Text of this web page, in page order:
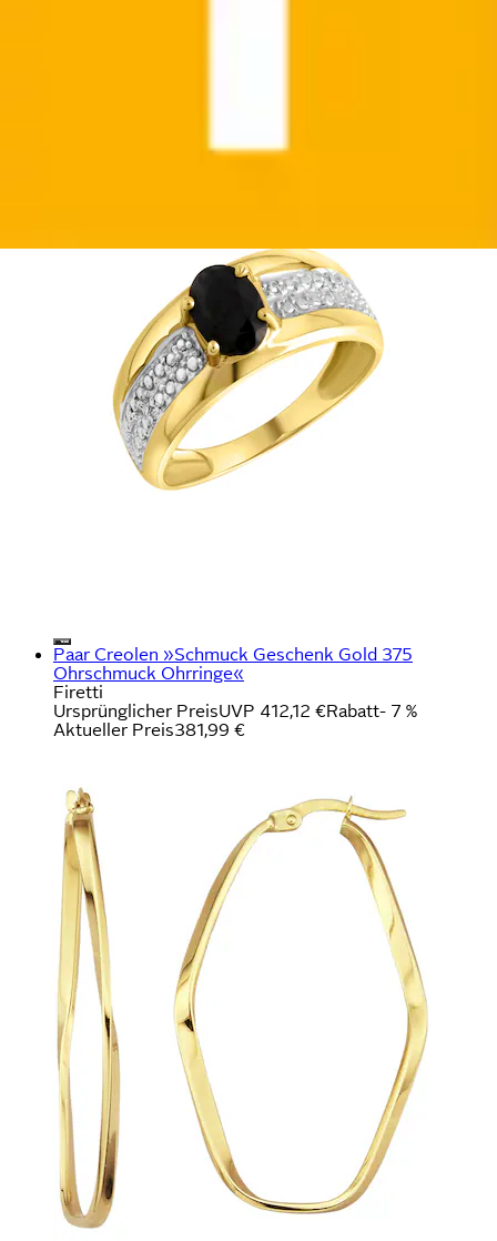
Paar Creolen »Schmuck Geschenk Gold 375
Ohrschmuck Ohrringe«
Firetti
Ursprünglicher PreisUVP 412,12 €Rabatt- 7 %
Aktueller Preis381,99 €